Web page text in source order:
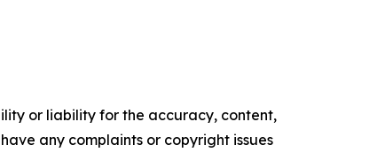
or liability for the accuracy, content,
any complaints or copyright issues